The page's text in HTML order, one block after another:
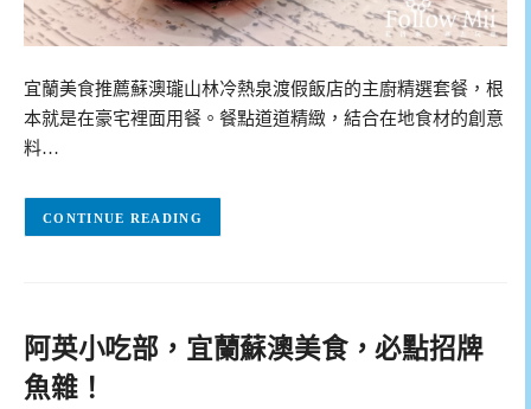
宜蘭美食推薦蘇澳瓏山林冷熱泉渡假飯店的主廚精選套餐，根
本就是在豪宅裡面用餐。餐點道道精緻，結合在地食材的創意
料…
CONTINUE READING
阿英小吃部，宜蘭蘇澳美食，必點招牌
魚雜！